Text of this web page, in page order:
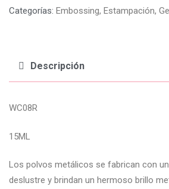
Categorías: Embossing, Estampación,
Descripción
WC08R
15ML
Los polvos metálicos se fabrican con
deslustre y brindan un hermoso brillo